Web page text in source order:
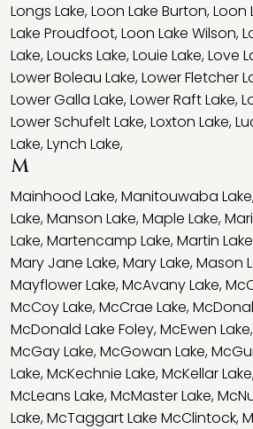
Longs Lake,Loon Lake Burton,Loon
Lake Proudfoot,Loon Lake Wilson,
Lake,Loucks Lake,Louie Lake,Love
Lower Boleau Lake,Lower Fletcher
Lower Galla Lake,Lower Raft Lake,
Lower Schufelt Lake,Loxton Lake,
Lake,Lynch Lake,
M
Mainhood Lake,Manitouwaba Lake
Lake,Manson Lake,Maple Lake,
Lake,Martencamp Lake,Martin Lake
Mary Jane Lake,Mary Lake,Mason
Mayflower Lake,McAvany Lake,
McCoy Lake,McCrae Lake,
McDonald Lake Foley,McEwen Lake,
McGay Lake,McGowan Lake,
Lake,McKechnie Lake,McKellar Lake
McLeans Lake,McMaster Lake,
Lake,McTaggart Lake McClintock,